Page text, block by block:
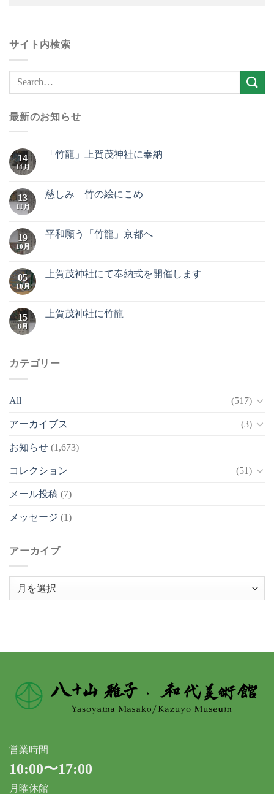
サイト内検索
最新のお知らせ
14
11月
「竹龍」上賀茂神社に奉納
13
11月
慈しみ 竹の絵にこめ
19
10月
平和願う「竹龍」京都へ
05
10月
上賀茂神社にて奉納式を開催します
15
8月
上賀茂神社に竹龍
カテゴリー
All (517)
アーカイブス (3)
お知らせ (1,673)
コレクション (51)
メール投稿 (7)
メッセージ (1)
アーカイブ
営業時間
10:00〜17:00
月曜休館